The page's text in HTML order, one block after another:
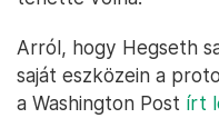
Arról, hogy Hegseth
saját eszközein a
a Washington Post írt